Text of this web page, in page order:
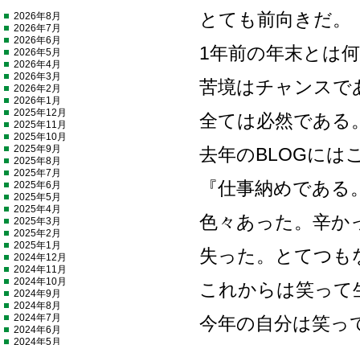
とても前向きだ。
1年前の年末とは
苦境はチャンスで
全ては必然である
去年のBLOGには
『仕事納めである
色々あった。辛か
失った。とてつも
これからは笑っ
今年の自分は笑っ
2026年8月
2026年7月
2026年6月
2026年5月
2026年4月
2026年3月
2026年2月
2026年1月
2025年12月
2025年11月
2025年10月
2025年9月
2025年8月
2025年7月
2025年6月
2025年5月
2025年4月
2025年3月
2025年2月
2025年1月
2024年12月
2024年11月
2024年10月
2024年9月
2024年8月
2024年7月
2024年6月
2024年5月